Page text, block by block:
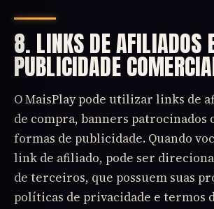
8. LINKS DE AFILIADOS
PUBLICIDADE
O MaisPlay pode utilizar links de
de compra, banners patrocinados
formas de publicidade. Quando
link de afiliado, pode ser
de terceiros, que possuem suas
políticas de privacidade e termos